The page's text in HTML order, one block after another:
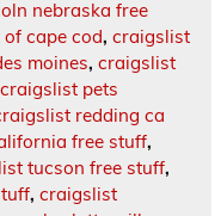
nebraska free
cape cod, craigslist
moines, craigslist
craigslist pets
redding ca
free stuff,
tucson free stuff,
, craigslist